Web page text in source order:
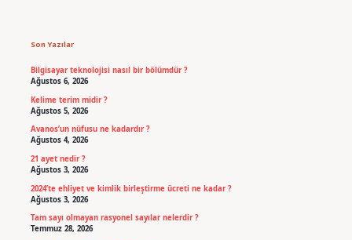
Son Yazılar
Bilgisayar teknolojisi nasıl bir bölümdür ?
Ağustos 6, 2026
Kelime terim midir ?
Ağustos 5, 2026
Avanos’un nüfusu ne kadardır ?
Ağustos 4, 2026
21 ayet nedir ?
Ağustos 3, 2026
2024’te ehliyet ve kimlik birleştirme ücreti ne kadar ?
Ağustos 3, 2026
Tam sayı olmayan rasyonel sayılar nelerdir ?
Temmuz 28, 2026